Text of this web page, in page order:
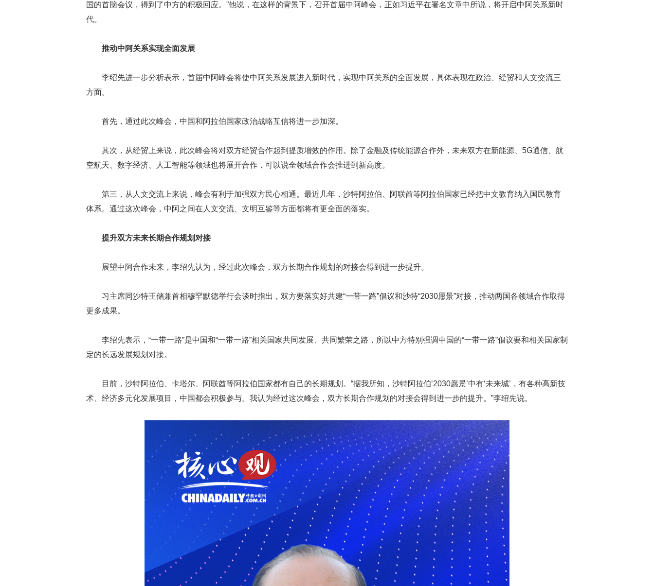
国的首脑会议，得到了中方的积极回应。”他说，在这样的背景下，召开首届中阿峰会，正如习近平在署名文章中所说，将开启中阿关系新时
代。
推动中阿关系实现全面发展
李绍先进一步分析表示，首届中阿峰会将使中阿关系发展进入新时代，实现中阿关系的全面发展，具体表现在政治、经贸和人文交流三
方面。
首先，通过此次峰会，中国和阿拉伯国家政治战略互信将进一步加深。
其次，从经贸上来说，此次峰会将对双方经贸合作起到提质增效的作用。除了金融及传统能源合作外，未来双方在新能源、5G通信、航
空航天、数字经济、人工智能等领域也将展开合作，可以说全领域合作会推进到新高度。
第三，从人文交流上来说，峰会有利于加强双方民心相通。最近几年，沙特阿拉伯、阿联酋等阿拉伯国家已经把中文教育纳入国民教育
体系。通过这次峰会，中阿之间在人文交流、文明互鉴等方面都将有更全面的落实。
提升双方未来长期合作规划对接
展望中阿合作未来，李绍先认为，经过此次峰会，双方长期合作规划的对接会得到进一步提升。
习主席同沙特王储兼首相穆罕默德举行会谈时指出，双方要落实好共建“一带一路”倡议和沙特“2030愿景”对接，推动两国各领域合作取得
更多成果。
李绍先表示，“一带一路”是中国和“一带一路”相关国家共同发展、共同繁荣之路，所以中方特别强调中国的“一带一路”倡议要和相关国家制
定的长远发展规划对接。
目前，沙特阿拉伯、卡塔尔、阿联酋等阿拉伯国家都有自己的长期规划。“据我所知，沙特阿拉伯‘2030愿景’中有‘未来城’，有各种高新技
术、经济多元化发展项目，中国都会积极参与。我认为经过这次峰会，双方长期合作规划的对接会得到进一步的提升。”李绍先说。